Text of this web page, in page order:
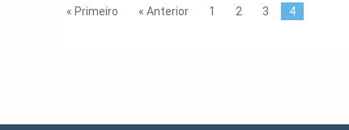
« Primeiro « Anterior 1 2 3 4